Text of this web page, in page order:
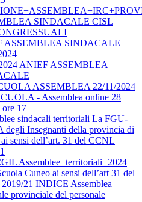
SINDACALE CISL
ASSEMBLEA SINDACALE
ANIEF ASSEMBLEA
ASSEMBLEA 22/11/2024
- Assemblea online 28
ore 17
sindacali territoriali La FGU-
degli Insegnanti della provincia di
sensi dell’art. 31 del CCNL
Assemblee+territoriali+2024
Cuneo ai sensi dell’art 31 del
21 INDICE Assemblea
provinciale del personale